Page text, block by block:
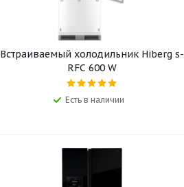
Встраиваемый холодильник Hiberg s-
RFC 600 W
Есть в наличии